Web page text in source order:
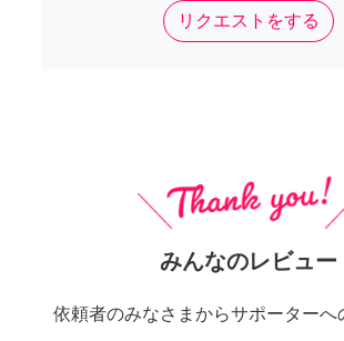
リクエストをする
みんなのレビュー
依頼者のみなさまからサポーターへ